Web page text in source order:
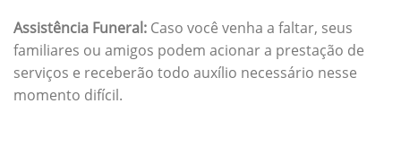
Assistência Funeral: Caso você venha a faltar, seus
familiares ou amigos podem acionar a prestação de
serviços e receberão todo auxílio necessário nesse
momento difícil.